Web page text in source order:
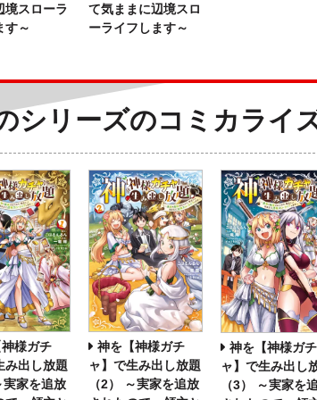
境スローラ
す～
て気ままに辺境スロ
ーライフします～
シリーズのコミカライ
様ガチ
み出し放題
実家を追放
神を【神様ガチ
ャ】で生み出し放題
（2） ～実家を追放
神を【神様ガチ
ャ】で生み出し
（3） ～実家を